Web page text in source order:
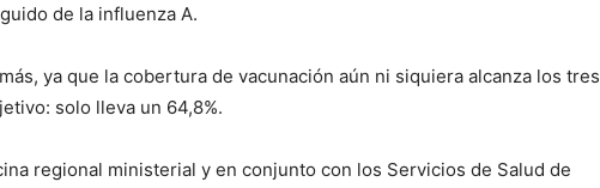
de la influenza A.
ya que la cobertura de vacunación aún ni siquiera alcanza los tres
solo lleva un 64,8%.
regional ministerial y en conjunto con los Servicios de Salud de